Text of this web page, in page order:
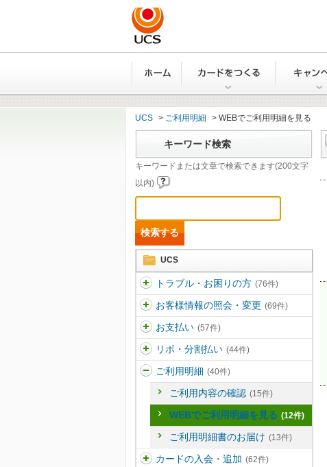
UCS > ご利用明細 > WEBでご利用明細を見る
キーワード検索
キーワードまたは文章で検索できます(200文字
以内)
UCS
トラブル・お困りの方 (76件)
お客様情報の照会・変更 (69件)
お支払い (57件)
リボ・分割払い (44件)
ご利用明細 (40件)
ご利用内容の確認 (15件)
WEBでご利用明細を見る (12件)
ご利用明細書のお届け (13件)
カードの入会・追加 (62件)